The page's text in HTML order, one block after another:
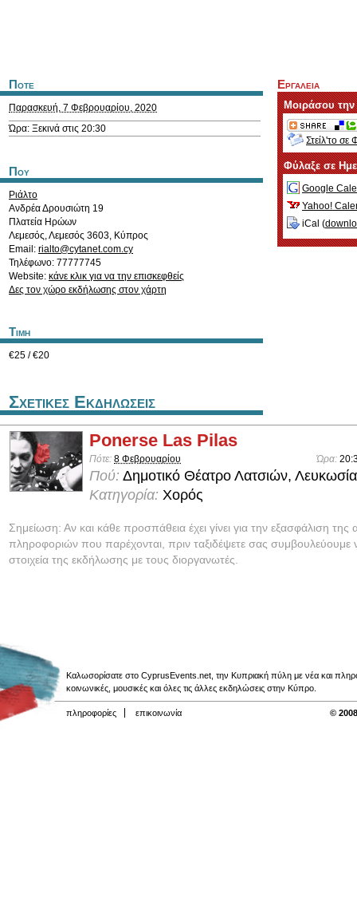
Ποτε
Παρασκευή, 7 Φεβρουαρίου, 2020
Ώρα: Ξεκινά στις 20:30
Που
Ριάλτο
Ανδρέα Δρουσιώτη 19
Πλατεία Ηρώων
Λεμεσός,Λεμεσός 3603, Κύπρος
Email: rialto@cytanet.com.cy
Τηλέφωνο: 77777745
Website: κάνε κλικ για να την επισκεφθείς
Δες τον χώρο εκδήλωσης στον χάρτη
Τιμη
€25 / €20
Εργαλεια
Μοιράσου
Στείλ'το σε
Φύλαξε σε
Google
Yahoo!
iCal (
Σχετικες Εκδηλωσεις
Ponerse Las Pilas
Πότε: 8 Φεβρουαρίου Ώρα:
Πού: Δημοτικό Θέατρο Λατσιών, Λευκωσία
Κατηγορία: Χορός
Σημείωση: Αν και κάθε προσπάθεια έχει γίνει για την εξασφάλιση της
πληροφοριών που παρέχονται, πριν ταξιδέψετε σας συμβουλεύουμε
στοιχεία της εκδήλωσης με τους διοργανωτές.
Καλωσορίσατε στο CyprusEvents.net, την Κυπριακή πύλη με νέα και
κοινωνικές, μουσικές και όλες τις άλλες εκδηλώσεις στην Κύπρο.
πληροφορίες επικοινωνία ©